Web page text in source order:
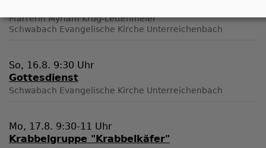
Pfarrerin Myriam Krug-Lettenmeier
Schwabach Evangelische Kirche Unterreichenbach
So, 16.8. 9:30 Uhr
Gottesdienst
Schwabach Evangelische Kirche Unterreichenbach
Mo, 17.8. 9:30-11 Uhr
Krabbelgruppe "Krabbelkäfer"